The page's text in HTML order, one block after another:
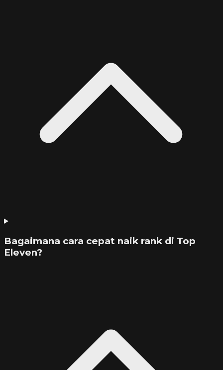
Bagaimana cara cepat naik rank di Top
Eleven?